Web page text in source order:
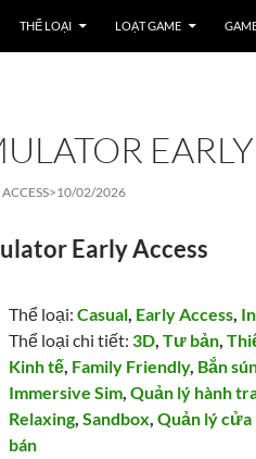
THỂ LOẠI LOẠT GAME
10/02/2026
Early Access
Thể loại:Casual, Early Access,
Thể loại chi tiết: 3D,Tư bản,
Kinh tế, Family Friendly, Bắn
Immersive Sim,Quản lý hành
Relaxing,Sandbox,Quản lý cửa
bán